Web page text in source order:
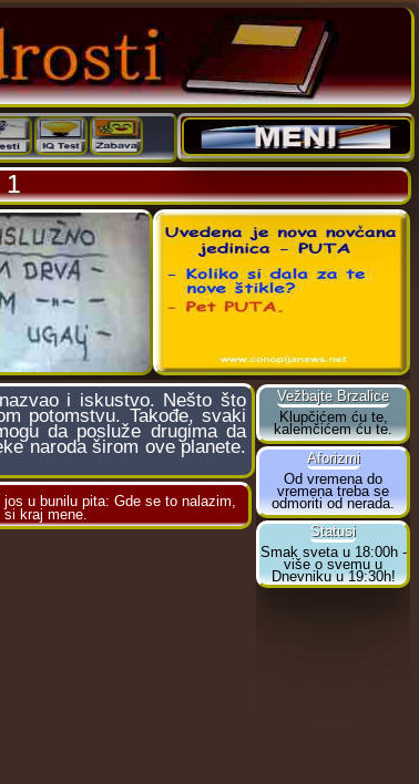
1
i iskustvo. Nešto što
potomstvu. Takođe, svaki
da posluže drugima da
naroda širom ove planete.
u bunilu pita: Gde se to nalazim,
si kraj mene.